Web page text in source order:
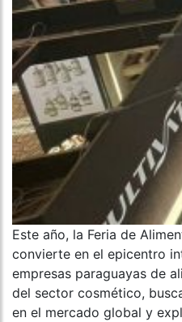
Este año, la Feria de
convierte en el epicentro
empresas paraguayas de
del sector cosmético,
en el mercado global y